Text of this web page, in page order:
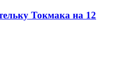
Токмака на 12